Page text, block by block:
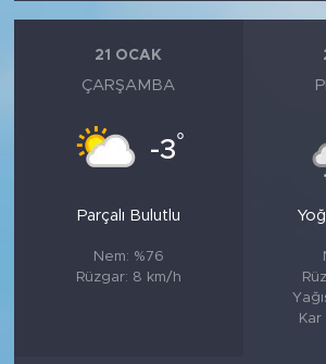
21 OCAK
ÇARŞAMBA
-3°
Parçalı Bulutlu
Nem: %76
Rüzgar: 8 km/h
Kar